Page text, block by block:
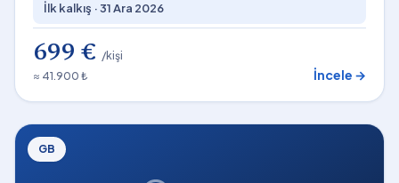
İlk kalkış ·31 Ara 2026
699 € /kişi
≈ 41.900 ₺
İncele →
GB